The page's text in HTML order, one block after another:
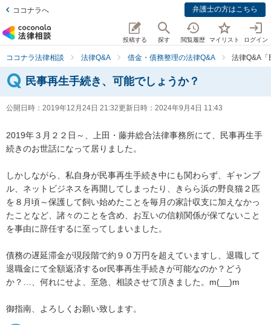
ココナラへ 弁護士の方はこちら
投稿する 探す 閲覧履歴 マイリスト ログイン
ココナラ法律相談 法律Q&A 借金・債務整理の法律Q&A 法律Q&A「
民事再生手続き、可能でしょうか？
公開日時： 2019年12月24日 21:32更新日時： 2024年9月4日 11:43
2019年３月２２日～、上田・藤井総合法律事務所にて、民事再生手
続きのお世話になって居りました。
しかしながら、私自身が民事再生手続き中にも関わらず、ギャンブ
ル、ネットビジネスを再開してしまったり、きらら浜の野良猫２匹
を８月頃～保護して飼い始めたことを毎月の家計収支に加えなかっ
たことなど、諸々のことを含め、お互いの信頼関係が保てないこと
を事由に辞任するに至ってしまいました。
債務の遅延滞金が現段階で約９０万円を超えていますし、退職して
退職金にて全額返済するor民事再生手続きが可能なのか？どう
か？…、何れにせよ、至急、相談させて頂きました。m(__)m